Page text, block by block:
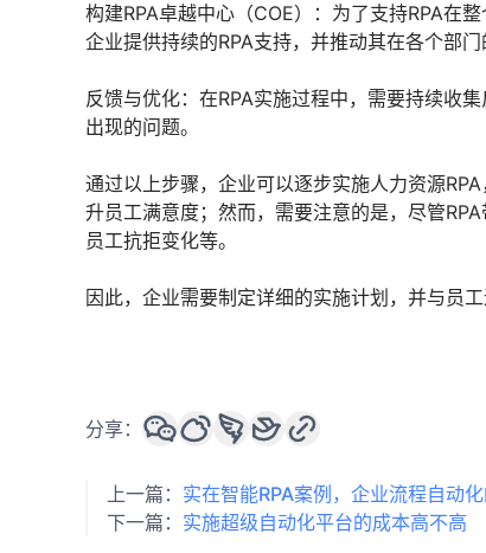
构建RPA卓越中心（COE）：为了支持RPA在
企业提供持续的RPA支持，并推动其在各个部门
反馈与优化：在RPA实施过程中，需要持续收
出现的问题。
通过以上步骤，企业可以逐步实施人力资源
升员工满意度；然而，需要注意的是，尽管
员工抗拒变化等。
因此，企业需要制定详细的实施计划，并与员
分享：
上一篇： 实在智能RPA案例，企业流程自动
下一篇： 实施超级自动化平台的成本高不高